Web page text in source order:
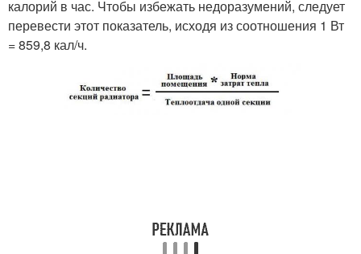
калорий в час. Чтобы избежать недоразумений, следует
перевести этот показатель, исходя из соотношения 1 Вт
= 859,8 кал/ч.